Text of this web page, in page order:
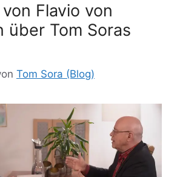
Flavio von
über Tom Soras
Tom Sora (Blog)